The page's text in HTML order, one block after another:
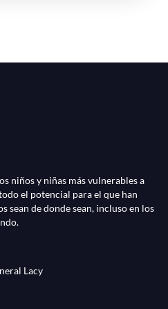
niños y niñas más vulnerables a
el potencial para el que han
sean de donde sean, incluso en los
Lacy